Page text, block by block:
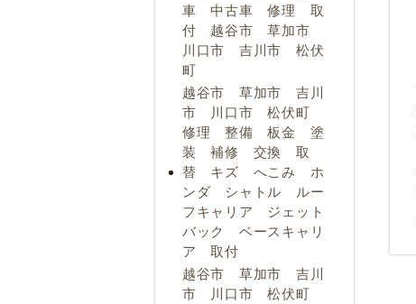
車 中古車 修理 取
付 越谷市 草加市
川口市 吉川市 松伏
町
越谷市 草加市 吉川
市 川口市 松伏町
修理 整備 板金 塗
装 補修 交換 取
替 キズ へこみ ホ
ンダ シャトル ルー
フキャリア ジェット
バック ベースキャリ
ア 取付
越谷市 草加市 吉川
市 川口市 松伏町